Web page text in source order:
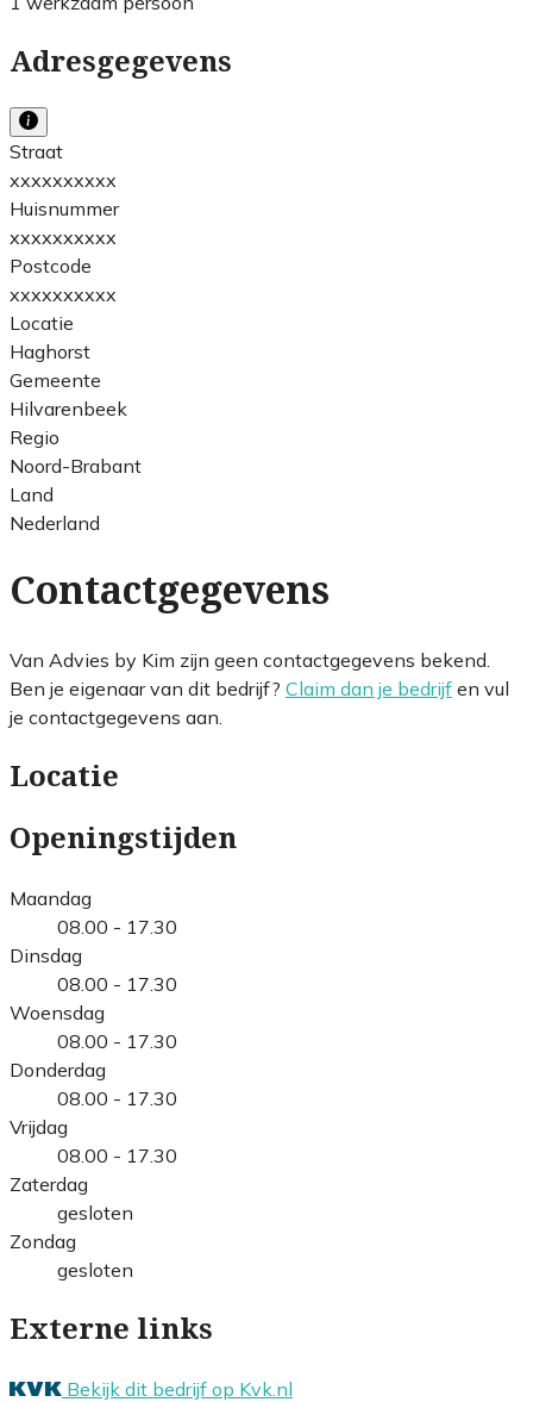
Adresgegevens
Straat
xxxxxxxxxx
Huisnummer
xxxxxxxxxx
Postcode
xxxxxxxxxx
Locatie
Haghorst
Gemeente
Hilvarenbeek
Regio
Noord-Brabant
Land
Nederland
Contactgegevens
Van Advies by Kim zijn geen contactgegevens bekend.
Ben je eigenaar van dit bedrijf? Claim dan je bedrijf en vul
je contactgegevens aan.
Locatie
Openingstijden
Maandag
08.00 - 17.30
Dinsdag
08.00 - 17.30
Woensdag
08.00 - 17.30
Donderdag
08.00 - 17.30
Vrijdag
08.00 - 17.30
Zaterdag
gesloten
Zondag
gesloten
Externe links
Bekijk dit bedrijf op Kvk.nl